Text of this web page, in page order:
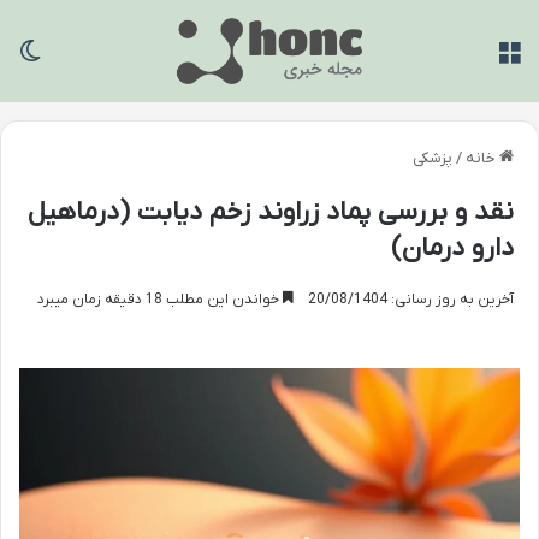
خانه / پزشکی
نقد و بررسی پماد زراوند زخم دیابت (درماهیل
دارو درمان)
آخرین به روز رسانی: 20/08/1404 خواندن این مطلب 18 دقیقه زمان میبرد